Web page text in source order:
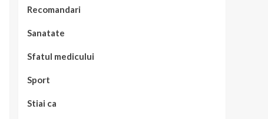
Recomandari
Sanatate
Sfatul medicului
Sport
Stiai ca